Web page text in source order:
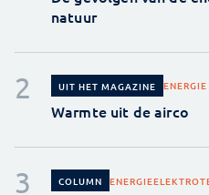
natuur
UIT HET MAGAZINE ENERGIE
Warmte uit de airco
COLUMN ENERGIE